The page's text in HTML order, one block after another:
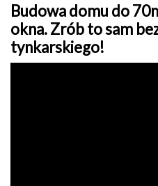
Budowa domu do
okna. Zrób to sam
tynkarskiego!